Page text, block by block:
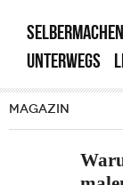
SELBERMACHEN
UNTERWEGS
MAGAZIN